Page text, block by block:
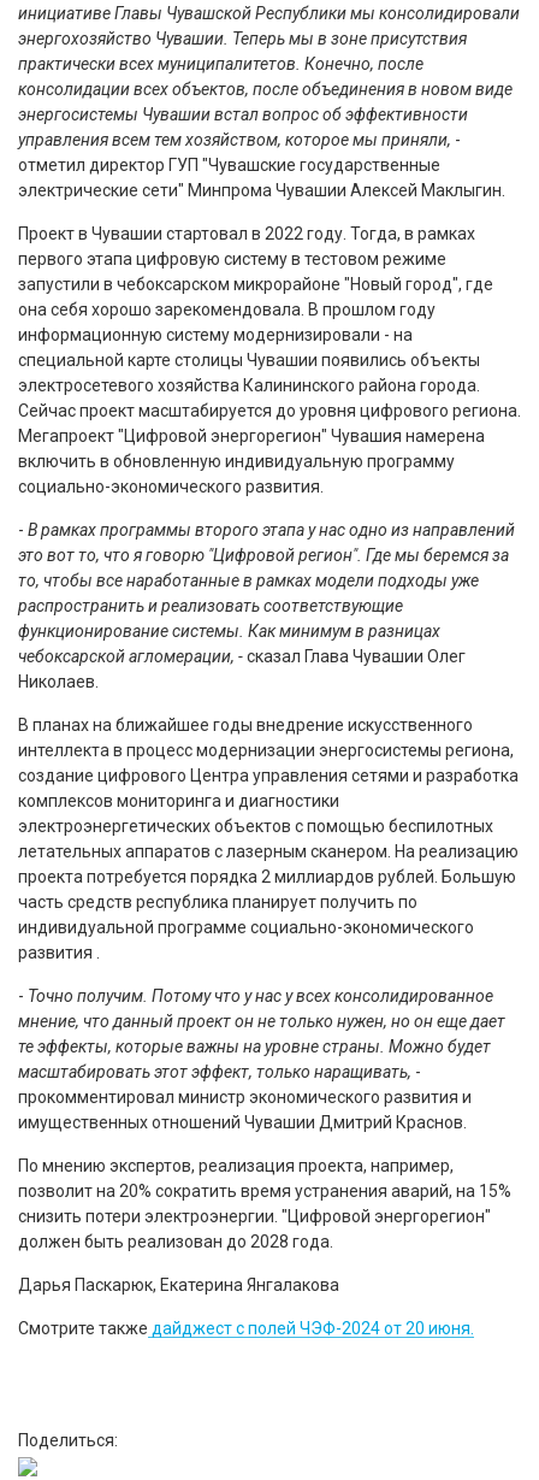
инициативе Главы Чувашской Республики мы консолидировали
энергохозяйство Чувашии. Теперь мы в зоне присутствия
практически всех муниципалитетов. Конечно, после
консолидации всех объектов, после объединения в новом виде
энергосистемы Чувашии встал вопрос об эффективности
управления всем тем хозяйством, которое мы приняли, -
отметил директор ГУП "Чувашские государственные
электрические сети" Минпрома Чувашии Алексей Маклыгин.
Проект в Чувашии стартовал в 2022 году. Тогда, в рамках
первого этапа цифровую систему в тестовом режиме
запустили в чебоксарском микрорайоне "Новый город", где
она себя хорошо зарекомендовала. В прошлом году
информационную систему модернизировали - на
специальной карте столицы Чувашии появились объекты
электросетевого хозяйства Калининского района города.
Сейчас проект масштабируется до уровня цифрового региона.
Мегапроект "Цифровой энергорегион" Чувашия намерена
включить в обновленную индивидуальную программу
социально-экономического развития.
- В рамках программы второго этапа у нас одно из направлений
это вот то, что я говорю "Цифровой регион". Где мы беремся за
то, чтобы все наработанные в рамках модели подходы уже
распространить и реализовать соответствующие
функционирование системы. Как минимум в разницах
чебоксарской агломерации, -сказал Глава Чувашии Олег
Николаев.
В планах на ближайшее годы внедрение искусственного
интеллекта в процесс модернизации энергосистемы региона,
создание цифрового Центра управления сетями и разработка
комплексов мониторинга и диагностики
электроэнергетических объектов с помощью беспилотных
летательных аппаратов с лазерным сканером. На реализацию
проекта потребуется порядка 2 миллиардов рублей. Большую
часть средств республика планирует получить по
индивидуальной программе социально-экономического
развития .
- Точно получим. Потому что у нас у всех консолидированное
мнение, что данный проект он не только нужен, но он еще дает
те эффекты, которые важны на уровне страны. Можно будет
масштабировать этот эффект, только наращивать, -
прокомментировал министр экономического развития и
имущественных отношений Чувашии Дмитрий Краснов.
По мнению экспертов, реализация проекта, например,
позволит на 20% сократить время устранения аварий, на 15%
снизить потери электроэнергии. "Цифровой энергорегион"
должен быть реализован до 2028 года.
Дарья Паскарюк, Екатерина Янгалакова
Смотрите также дайджест с полей ЧЭФ-2024 от 20 июня.
Поделиться: